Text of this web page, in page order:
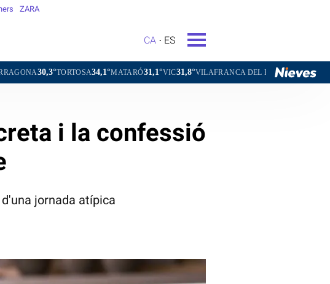
ZARA
CA ES
34,1°MATARÓ31,1°VIC31,8°VILAFRANCA DEL PENEDÈS31,6°VILANOVA I LA
i la confessió
jornada atípica